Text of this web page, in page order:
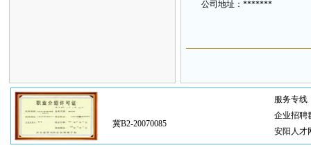
公司地址 ： *******